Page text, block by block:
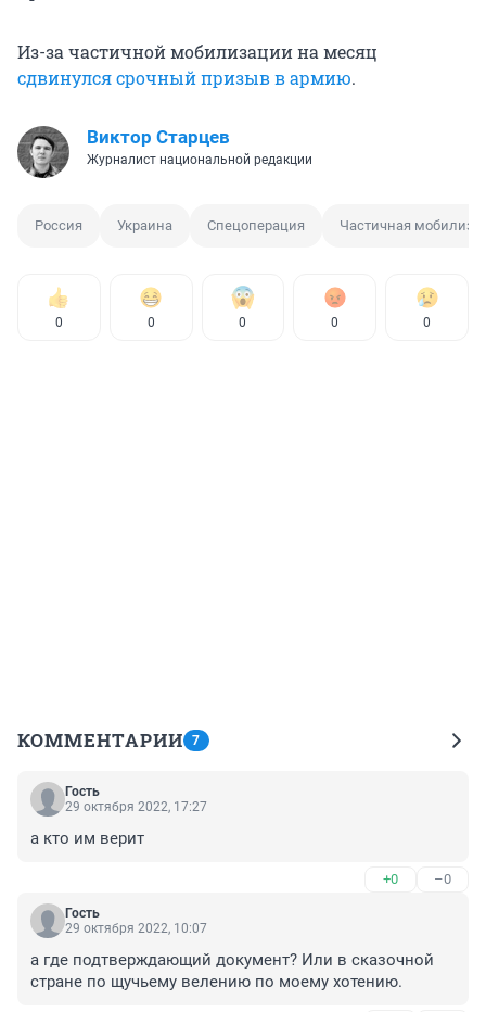
Из-за частичной мобилизации на месяц
сдвинулся срочный призыв в армию.
Виктор Старцев
Журналист национальной редакции
Россия Украина Спецоперация Частичная
0 0 0 0 0
КОММЕНТАРИИ 7
Гость
29 октября 2022, 17:27
а кто им верит
+0 –0
Гость
29 октября 2022, 10:07
а где подтверждающий документ? Или в сказочной
стране по щучьему велению по моему хотению.